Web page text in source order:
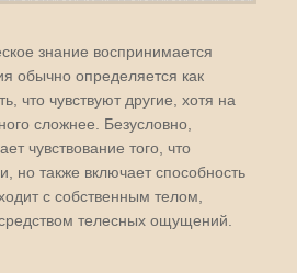
знание воспринимается
обычно определяется как
что чувствуют другие, хотя на
сложнее. Безусловно,
чувствование того, что
но также включает способность
с собственным телом,
телесных ощущений.